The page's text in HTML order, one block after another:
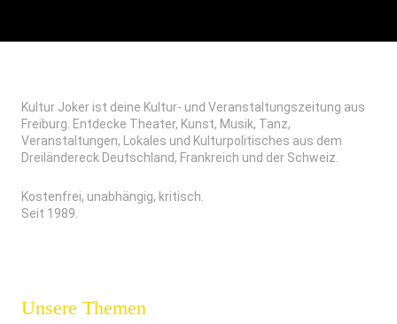
Kultur Joker ist deine Kultur- und Veranstaltungszeitung aus
Freiburg. Entdecke Theater, Kunst, Musik, Tanz,
Veranstaltungen, Lokales und Kulturpolitisches aus dem
Dreiländereck Deutschland, Frankreich und der Schweiz.
Kostenfrei, unabhängig, kritisch.
Seit 1989.
Unsere Themen